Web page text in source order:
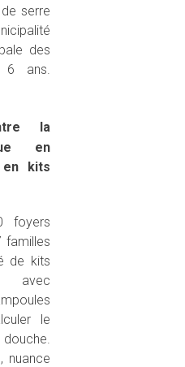
serre
des
6 ans.
la
en
en kits
foyers
familles
de kits
avec
le
nuance